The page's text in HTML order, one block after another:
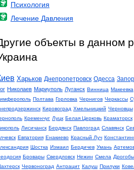
Психология
Лечение Давления
объекты в данном
Харьков Днепропетровск Одесса
Николаев Мариуполь Луганск Винница Макеевка
Полтава Горловка Чернигов Черкассы
Кировоград Хмельницкий Черновцы
Кременчуг Луцк Белая Церковь Краматорск
Лисичанск Бердянск Павлоград Славянск
Евпатория Енакиево Красный Луч
Шостка Измаил Бердичев Умань
Бровары Свердловск Нежин Смела
Червоноград Антрацит Калуш Прилуки